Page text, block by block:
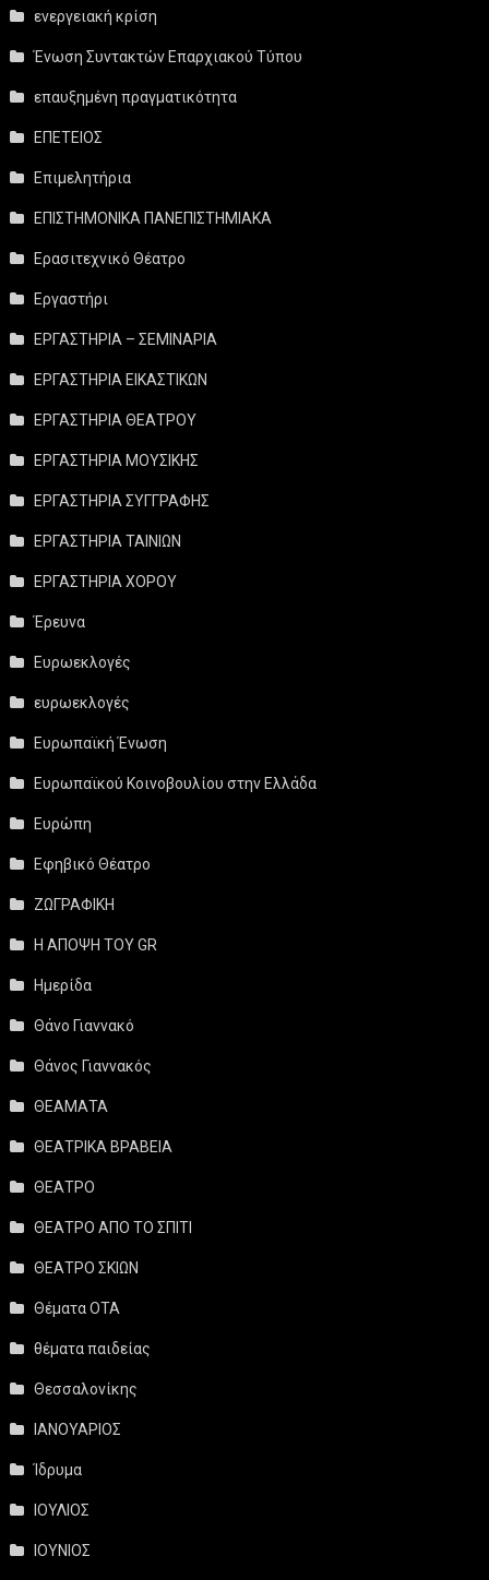
ενεργειακή κρίση
Ένωση Συντακτών Επαρχιακού Τύπου
επαυξημένη πραγματικότητα
ΕΠΕΤΕΙΟΣ
Επιμελητήρια
ΕΠΙΣΤΗΜΟΝΙΚΑ ΠΑΝΕΠΙΣΤΗΜΙΑΚΑ
Ερασιτεχνικό Θέατρο
Εργαστήρι
ΕΡΓΑΣΤΗΡΙΑ – ΣΕΜΙΝΑΡΙΑ
ΕΡΓΑΣΤΗΡΙΑ ΕΙΚΑΣΤΙΚΩΝ
ΕΡΓΑΣΤΗΡΙΑ ΘΕΑΤΡΟΥ
ΕΡΓΑΣΤΗΡΙΑ ΜΟΥΣΙΚΗΣ
ΕΡΓΑΣΤΗΡΙΑ ΣΥΓΓΡΑΦΗΣ
ΕΡΓΑΣΤΗΡΙΑ ΤΑΙΝΙΩΝ
ΕΡΓΑΣΤΗΡΙΑ ΧΟΡΟΥ
Έρευνα
Ευρωεκλογές
ευρωεκλογές
Ευρωπαϊκή Ένωση
Ευρωπαϊκού Κοινοβουλίου στην Ελλάδα
Ευρώπη
Εφηβικό Θέατρο
ΖΩΓΡΑΦΙΚΗ
Η ΑΠΟΨΗ ΤΟΥ GR
Ημερίδα
Θάνο Γιαννακό
Θάνος Γιαννακός
ΘΕΑΜΑΤΑ
ΘΕΑΤΡΙΚΑ ΒΡΑΒΕΙΑ
ΘΕΑΤΡΟ
ΘΕΑΤΡΟ ΑΠΟ ΤΟ ΣΠΙΤΙ
ΘΕΑΤΡΟ ΣΚΙΩΝ
Θέματα ΟΤΑ
θέματα παιδείας
Θεσσαλονίκης
ΙΑΝΟΥΑΡΙΟΣ
Ίδρυμα
ΙΟΥΛΙΟΣ
ΙΟΥΝΙΟΣ